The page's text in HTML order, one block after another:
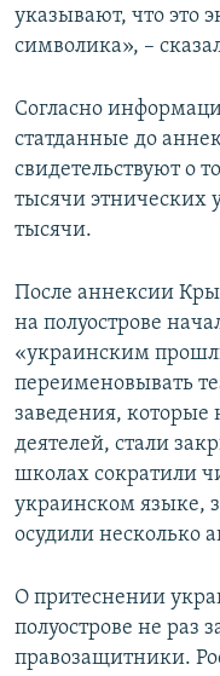
указывают, что это
символика», –
Согласно
статданные до
свидетельствуют о
тысячи этнических
тысячи.
После аннексии
на полуострове
«украинским
переименовывать
заведения,
деятелей, стали
школах сократили
украинском языке,
осудили несколько
О притеснении
полуострове не раз
правозащитники.